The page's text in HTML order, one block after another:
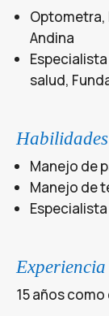
Optometra,
Andina
salud,
Manejo de
Manejo de
15 años